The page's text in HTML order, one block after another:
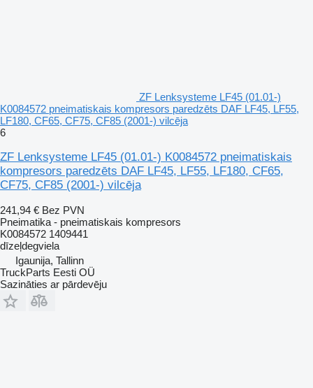
ZF Lenksysteme LF45 (01.01-)
K0084572 pneimatiskais kompresors paredzēts DAF LF45, LF55,
LF180, CF65, CF75, CF85 (2001-) vilcēja
6
ZF Lenksysteme LF45 (01.01-) K0084572 pneimatiskais
kompresors paredzēts DAF LF45, LF55, LF180, CF65,
CF75, CF85 (2001-) vilcēja
241,94 € Bez PVN
Pneimatika - pneimatiskais kompresors
K0084572 1409441
dīzeļdegviela
Igaunija, Tallinn
TruckParts Eesti OÜ
Sazināties ar pārdevēju